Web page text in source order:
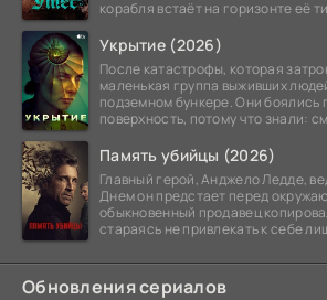
корабля встаёт на горизонте её
Укрытие (2026)
После катастрофы, которая
маленькая группа выживших
подземном бункере. Они боялись
поверхность, потому что знали:
Память убийцы (2026)
Главный герой, Анджело Ледде,
Днем он предстает перед
обыкновенный продавец
стараясь не привлекать к себе
Обновления сериалов